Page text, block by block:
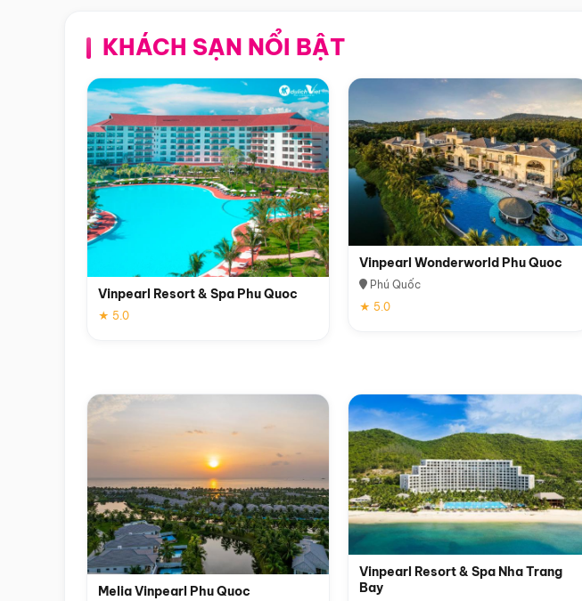
KHÁCH SẠN NỔI BẬT
Vinpearl Resort & Spa Phu Quoc
★ 5.0
Vinpearl Wonderworld Phu Quoc
Phú Quốc
★ 5.0
Melia Vinpearl Phu Quoc
Vinpearl Resort & Spa Nha Trang
Bay